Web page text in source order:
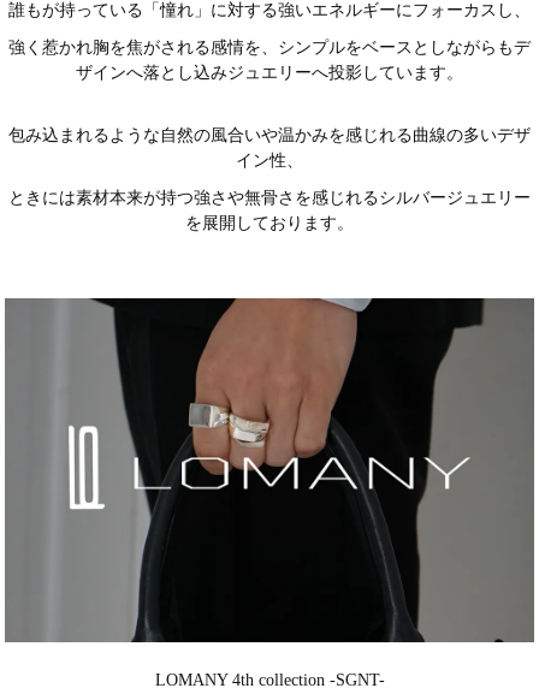
誰もが持っている「憧れ」に対する強いエネルギーにフォーカスし、
強く惹かれ胸を焦がされる感情を、シンプルをベースとしながらもデ
ザインへ落とし込みジュエリーへ投影しています。
包み込まれるような自然の風合いや温かみを感じれる曲線の多いデザ
イン性、
ときには素材本来が持つ強さや無骨さを感じれるシルバージュエリー
を展開しております。
LOMANY 4th collection -SGNT-